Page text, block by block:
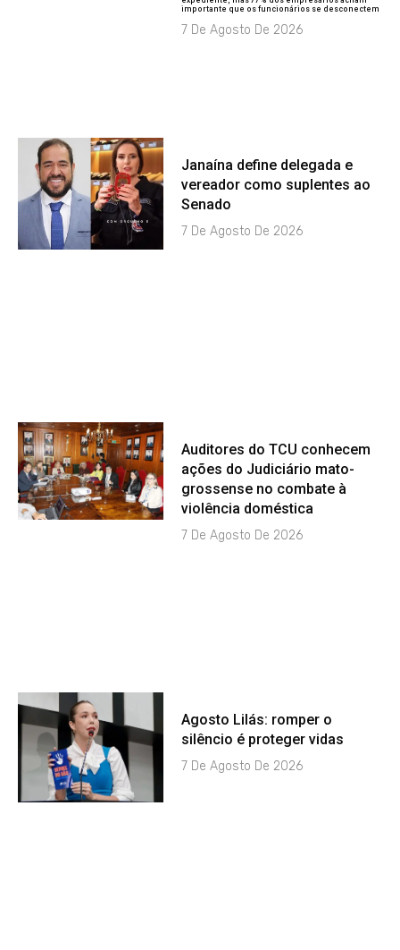
importante que os funcionários se desconectem
7 De Agosto De 2026
Janaína define delegada e
vereador como suplentes ao
Senado
7 De Agosto De 2026
Auditores do TCU conhecem
ações do Judiciário mato-
grossense no combate à
violência doméstica
7 De Agosto De 2026
Agosto Lilás: romper o
silêncio é proteger vidas
7 De Agosto De 2026